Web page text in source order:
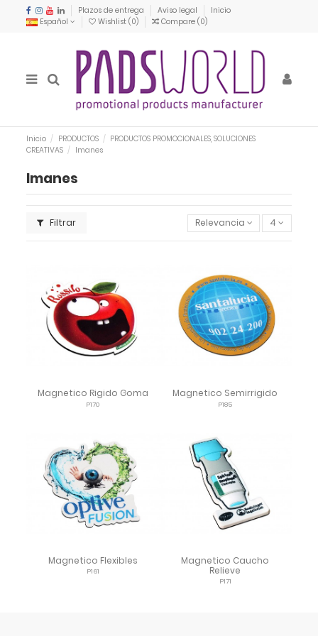
Plazos de entrega Aviso legal
Inicio
Español
Wishlist (0) Compare (0)
Inicio PRODUCTOS
PRODUCTOS PROMOCIONALES, SOLUCIONES
CREATIVAS
Imanes
Imanes
Filtrar Relevancia 4
Magnetico Rigido Goma
P170
Magnetico Semirrigido
P185
Magnetico Flexibles
P161
Magnetico Caucho
Relieve
P171